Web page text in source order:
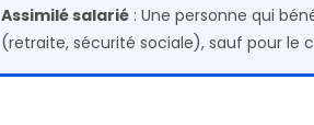
Assimilé salarié : Une personne qui
(retraite, sécurité sociale), sauf pour le